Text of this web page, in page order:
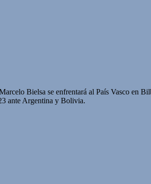
Bielsa se enfrentará al País Vasco en
ante Argentina y Bolivia.